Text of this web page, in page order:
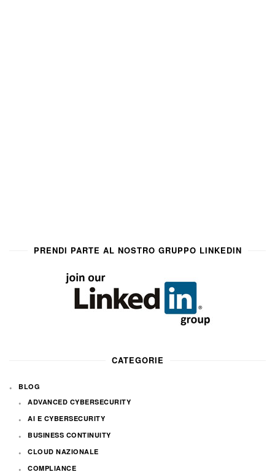
PRENDI PARTE AL NOSTRO GRUPPO LINKEDIN
CATEGORIE
BLOG
ADVANCED CYBERSECURITY
AI E CYBERSECURITY
BUSINESS CONTINUITY
CLOUD NAZIONALE
COMPLIANCE